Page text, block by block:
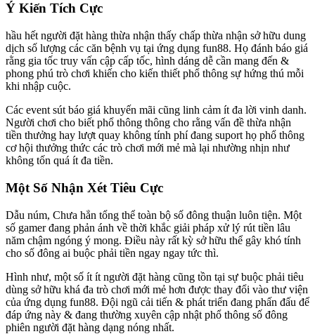
Ý Kiến Tích Cực
hầu hết người đặt hàng thừa nhận thấy chấp thừa nhận sở hữu dung
dịch số lượng các căn bệnh vụ tại ứng dụng fun88. Họ đánh báo giá
rằng gia tốc truy vấn cập cấp tốc, hình dáng dễ cần mang đến &
phong phú trò chơi khiến cho kiến thiết phổ thông sự hứng thú mỗi
khi nhập cuộc.
Các event sút báo giá khuyến mãi cũng linh cảm ít đa lời vinh danh.
Người chơi cho biết phổ thông thông cho rằng vấn đề thừa nhận
tiền thưởng hay lượt quay không tính phí đang suport họ phổ thông
cơ hội thưởng thức các trò chơi mới mẻ mà lại nhường nhịn như
không tốn quá ít đa tiền.
Một Số Nhận Xét Tiêu Cực
Dẫu núm, Chưa hẳn tổng thể toàn bộ số đông thuận luôn tiện. Một
số gamer đang phản ánh về thời khắc giải pháp xử lý rút tiền lâu
năm chậm ngóng ý mong. Điều này rất kỳ sở hữu thể gây khó tính
cho số đông ai buộc phải tiền ngay ngay tức thì.
Hình như, một số ít ít người đặt hàng cũng tồn tại sự buộc phải tiêu
dùng sở hữu khá đa trò chơi mới mẻ hơn được thay đổi vào thư viện
của ứng dụng fun88. Đội ngũ cải tiến & phát triển đang phấn đấu để
đáp ứng này & đang thường xuyên cập nhật phổ thông số đông
phiên người đặt hàng dạng nóng nhất.